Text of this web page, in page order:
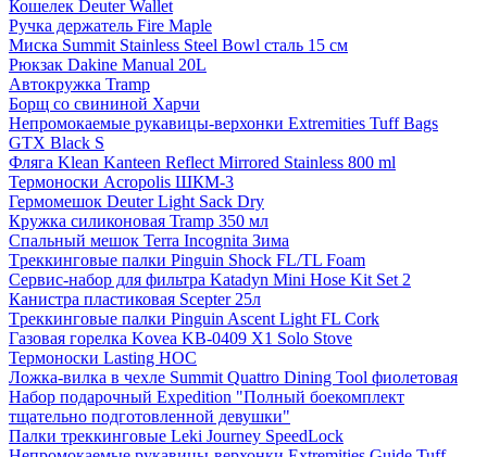
Кошелек Deuter Wallet
Ручка держатель Fire Maple
Миска Summit Stainless Steel Bowl сталь 15 см
Рюкзак Dakine Manual 20L
Автокружка Tramp
Борщ cо свининой Харчи
Непромокаемые рукавицы-верхонки Extremities Tuff Bags
GTX Black S
Фляга Klean Kanteen Reflect Mirrored Stainless 800 ml
Термоноски Acropolis ШКМ-3
Гермомешок Deuter Light Sack Dry
Кружка силиконовая Tramp 350 мл
Спальный мешок Terra Incognita Зима
Tреккинговые палки Pinguin Shock FL/TL Foam
Сервис-набор для фильтра Katadyn Mini Hose Kit Set 2
Канистра пластиковая Scepter 25л
Tреккинговые палки Pinguin Ascent Light FL Cork
Газовая горелка Kovea KB-0409 X1 Solo Stove
Термоноски Lasting HOC
Ложка-вилка в чехле Summit Quattro Dining Tool фиолетовая
Набор подарочный Expedition "Полный боекомплект
тщательно подготовленной девушки"
Палки треккинговые Leki Journey SpeedLock